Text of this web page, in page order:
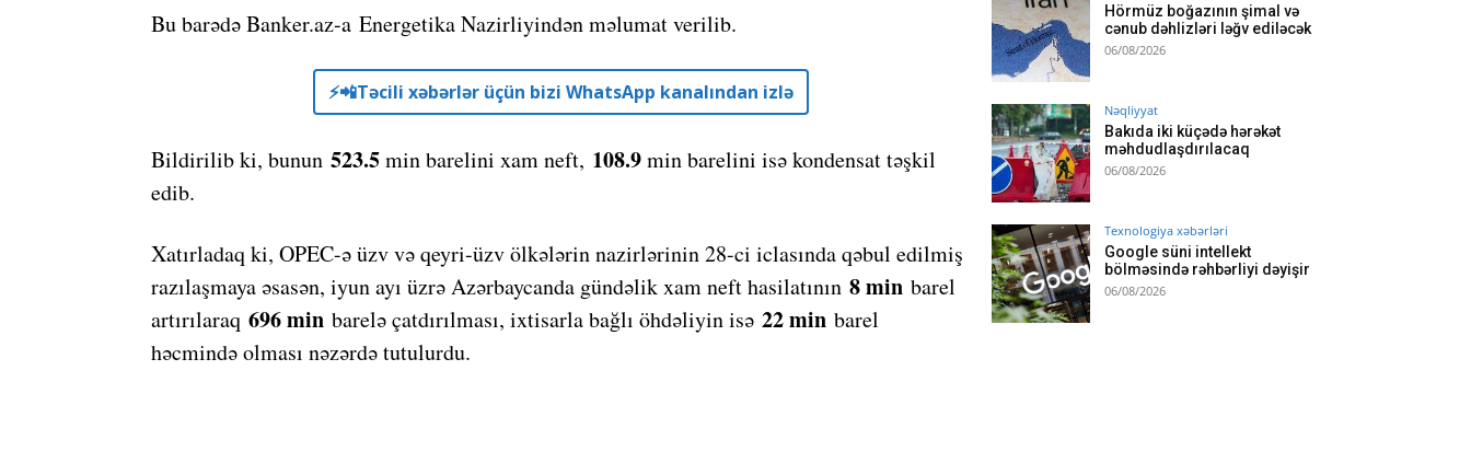
Bu barədə Banker.az-a Energetika Nazirliyindən məlumat verilib.
⚡️📲Təcili xəbərlər üçün bizi WhatsApp kanalından izlə
Bildirilib ki, bunun 523.5min barelini xam neft, 108.9min barelini isə kondensat təşkil
edib.
Xatırladaq ki, OPEC-ə üzv və qeyri-üzv ölkələrin nazirlərinin 28-ci iclasında qəbul edilmiş
razılaşmaya əsasən, iyun ayı üzrə Azərbaycanda gündəlik xam neft hasilatının 8 min barel
artırılaraq 696 min barelə çatdırılması, ixtisarla bağlı öhdəliyin isə 22 min barel
həcmində olması nəzərdə tutulurdu.
Hörmüz boğazının şimal və
cənub dəhlizləri ləğv ediləcək
06/08/2026
Nəqliyyat
Bakıda iki küçədə hərəkət
məhdudlaşdırılacaq
06/08/2026
Texnologiya xəbərləri
Google süni intellekt
bölməsində rəhbərliyi dəyişir
06/08/2026